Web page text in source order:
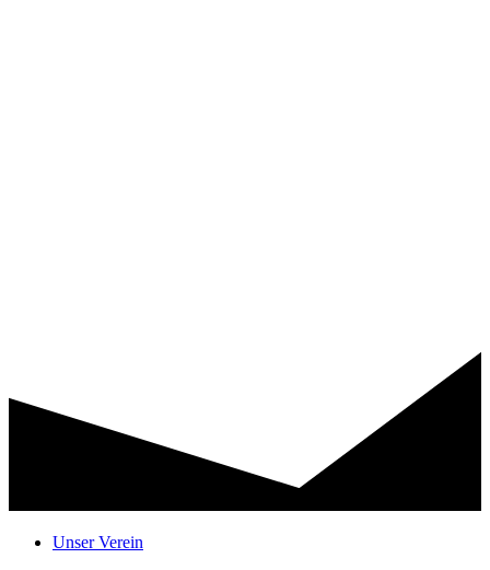
Unser Verein